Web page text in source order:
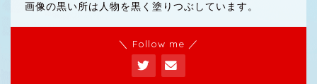
画像の黒い所は人物を黒く塗りつぶしています。
＼ Follow me ／